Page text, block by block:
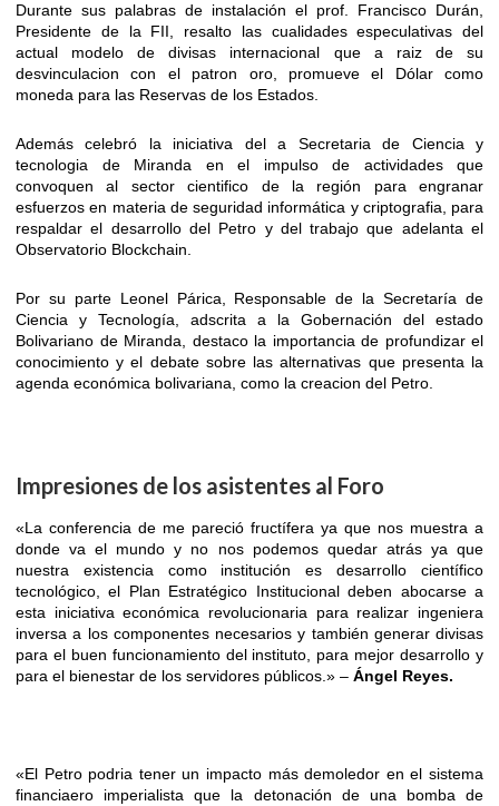
Durante sus palabras de instalación el prof. Francisco Durán,
Presidente de la FII, resalto las cualidades especulativas del
actual modelo de divisas internacional que a raiz de su
desvinculacion con el patron oro, promueve el Dólar como
moneda para las Reservas de los Estados.
Además celebró la iniciativa del a Secretaria de Ciencia y
tecnologia de Miranda en el impulso de actividades que
convoquen al sector cientifico de la región para engranar
esfuerzos en materia de seguridad informática y criptografia, para
respaldar el desarrollo del Petro y del trabajo que adelanta el
Observatorio Blockchain.
Por su parte Leonel Párica, Responsable de la Secretaría de
Ciencia y Tecnología, adscrita a la Gobernación del estado
Bolivariano de Miranda, destaco la importancia de profundizar el
conocimiento y el debate sobre las alternativas que presenta la
agenda económica bolivariana, como la creacion del Petro.
Impresiones de los asistentes al Foro
«La conferencia de me pareció fructífera ya que nos muestra a
donde va el mundo y no nos podemos quedar atrás ya que
nuestra existencia como institución es desarrollo científico
tecnológico, el Plan Estratégico Institucional deben abocarse a
esta iniciativa económica revolucionaria para realizar ingeniera
inversa a los componentes necesarios y también generar divisas
para el buen funcionamiento del instituto, para mejor desarrollo y
para el bienestar de los servidores públicos.» – Ángel Reyes.
«El Petro podria tener un impacto más demoledor en el sistema
financiaero imperialista que la detonación de una bomba de